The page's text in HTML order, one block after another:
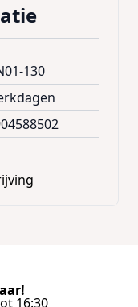
130
16:30